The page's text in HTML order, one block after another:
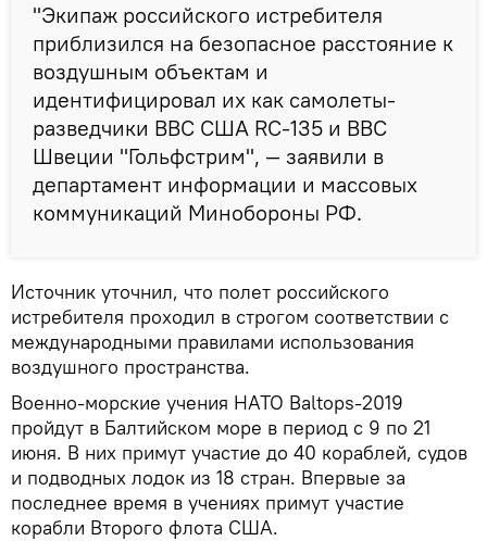
"Экипаж российского истребителя
приблизился на безопасное расстояние к
воздушным объектам и
идентифицировал их как самолеты-
разведчики ВВС США RC-135 и ВВС
Швеции "Гольфстрим", — заявили в
департамент информации и массовых
коммуникаций Минобороны РФ.
Источник уточнил, что полет российского
истребителя проходил в строгом соответствии с
международными правилами использования
воздушного пространства.
Военно-морские учения НАТО Baltops-2019
пройдут в Балтийском море в период с 9 по 21
июня. В них примут участие до 40 кораблей, судов
и подводных лодок из 18 стран. Впервые за
последнее время в учениях примут участие
корабли Второго флота США.